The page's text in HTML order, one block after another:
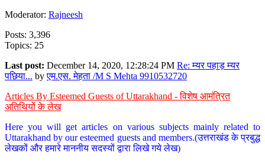
Moderator: Rajneesh
Posts: 3,396
Topics: 25
Last post: December 14, 2020, 12:28:24 PM Re: म्यर पहाड़ म्यर
पछिया... byएम.एस. मेहता /M S Mehta 9910532720
Articles By Esteemed Guests of Uttarakhand - विशेष आमंत्रित
अतिथियों के लेख
Here you will get articles on various subjects mainly related to
Uttarakhand by our esteemed guests and members.(उत्तराखंड के प्रबुद्ध
लेखकों और हमारे माननीय सदस्यों द्वारा लिखे गये लेख)